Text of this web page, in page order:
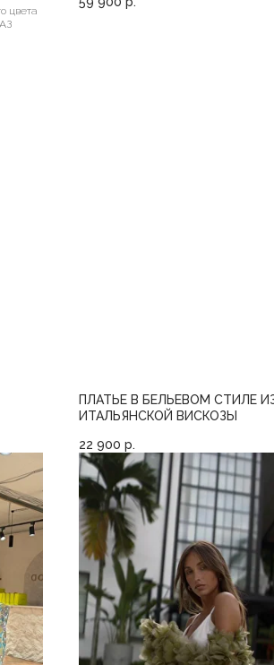
цвета
ПЛАТЬЕ В БЕЛЬЕВОМ СТИЛЕ
ИТАЛЬЯНСКОЙ ВИСКОЗЫ
22 900 р.